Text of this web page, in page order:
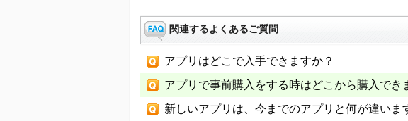
関連するよくあるご質問
アプリはどこで入手できますか？
アプリで事前購入をする時はどこから購入でき
新しいアプリは、今までのアプリと何が違いま